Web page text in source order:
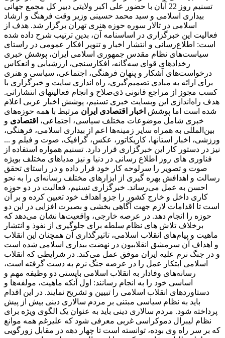
تسنیم روز 22 آبان با حضور علی اکبر ولایتی دبیر کل مجمع جهانی
بیداری اسلامی و سید محمد حسینی وزیر وقت فرهنگ و ارشاد
اسلامی در تالار سوره حوزه هنری تهران برگزار شد. هدف از
فعالیت این خبرگزاری در اساسنامه آن، بدین ترتیب شرح داده شده
است: اطلاع‌رسانی و انتشار اخبار و تنویر افکار عمومی در راستای
سیاست‌های نظام مقدس جمهوری اسلامی ایران، پوشش خبری
رخدادهای قوای سه‌گانه، افکارسنجی، ارزشیابی و انعکاس
درخواست‌های آشکار و پنهان فرهنگی، اجتماعی، سیاسی و هنری
برای ارائه به مبادی تصمیم‌گیری، راه اندازی سایت و خبرگزاری با
کسب مجوز از مراجع قانونی ذی‌صلاح و انجام فعالیتهای انتشاراتی.
هدف راه‌اندازی این وبسایت خبری تسنیم، پوشش اخبار عربی اعلام
شده است اما پوشش اخبار اقتصادی ایران مرتبط با همه حوزه‌های
خبری شامل موضوعات مختلف سیاسی، اجتماعی، اقتصادی و
بین‌المللی به همراه سایر زمینه‌ها اعم از بیداری اسلامی، فرهنگی،
ورزشی، اخبار استانها، کاریکاتور، عکس، گرافیک، صوت و فیلم و ...
نیز در دستور کار این خبرگزاری قرار دارد. تسنیم همواره استفاده از
فناوری های روز اطلاع رسانی در دنیا و نیز مدیاهای مختلف بویژه
صوت و تصویر را سرلوحه کار خود قرار داده و در راستای تحقق
رسالت و اهدافش بهره گیری از ابزارهای مختلف رسانه‌ای را به نحو
احسن به عمل می‌رساند. خبرگزاری تسنیم، فعالیت در دو حوزه
کاری داخل و خارج کشور را جزو اهداف خود تعیین کرده و بر آن
است تا اقدامات لازم جهت آگاهی بخشی و بصیرت افزایی در این دو
حوزه را انجام دهد. در عرصه خارجی، واقعیت‌ها نشان می‌دهد که
برخلاف تلاش های نظام سلطه برای جلوگیری از نفوذ و انتشار
ماهیت و پیام‌های انقلاب اسلامی، تاثیرگذاری آن همچنان این انقلاب
و اهداف آن سرمشق انقلابیون در نهضت بیداری اسلامی شده است
و در جنگ نرم علیه ایران موفق عمل می‌کند. در شرایطی که انقلاب
اسلامی ابتکار عمل را در عرصه جنگ نرم به دست گرفته است،
رسانه‌های وفادار به انقلاب اسلامی بایستی دو وظیفه مهم و
اساسی خود را به انجام رسانند: اول آنکه ماهیت، مولفه‌ها و
دستاوردهای انقلاب اسلامی را تبیین و تشریح نمایند. در این اقدام
باید به نظام سیاسی مبتنی بر مردم سالاری دینی بیش از پیش
پرداخته شود. مردم سالاری دینی باید به عنوان یک الگوی ویژه برای
نظام لیبرال دموکراسی غربی معرفی شود که علیرغم همه موانع
که بر سر راه وی بوده، توانسته است تا چهار دهه در مقابل زورگویی